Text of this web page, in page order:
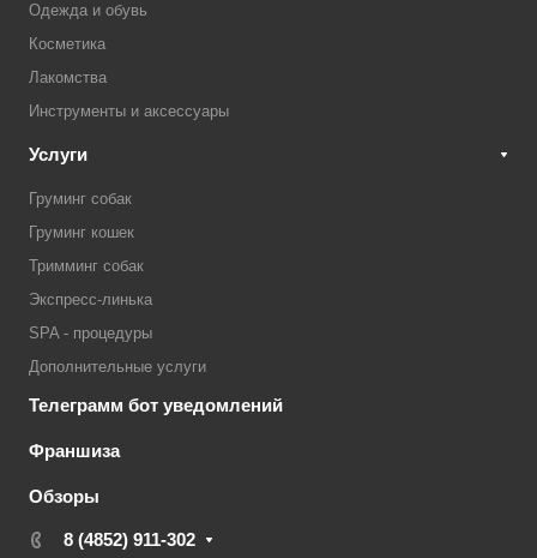
Одежда и обувь
Косметика
Лакомства
Инструменты и аксессуары
Услуги
Груминг собак
Груминг кошек
Тримминг собак
Экспресс-линька
SPA - процедуры
Дополнительные услуги
Телеграмм бот уведомлений
Франшиза
Обзоры
8 (4852) 911-302